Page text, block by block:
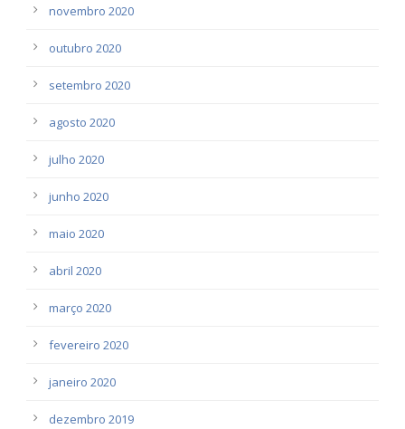
novembro 2020
outubro 2020
setembro 2020
agosto 2020
julho 2020
junho 2020
maio 2020
abril 2020
março 2020
fevereiro 2020
janeiro 2020
dezembro 2019